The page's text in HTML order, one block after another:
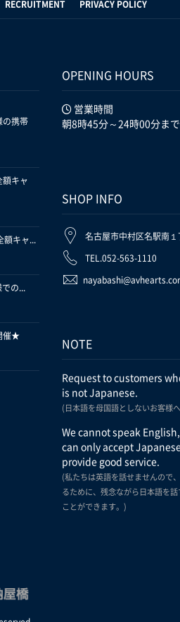
RECRUITMENT PRIVACY POLICY
の携帯
額キャ
キャ...
の...
催★
OPENING HOURS
営業時間
朝8時45分～24時00分まで
SHOP INFO
名古屋市中村区名駅南１
TEL.052-563-1110
NOTE
Request to customers
is not Japanese.
(日本語を母国語としないお客様
We cannot speak
can only accept
provide good service.
(私たちは英語を話せませんので
るために、残念ながら日本語を
ことができます。)